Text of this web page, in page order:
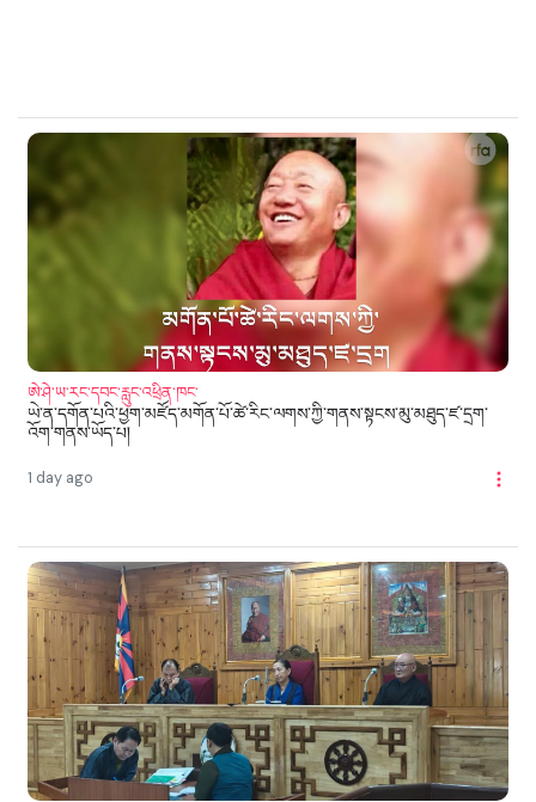
ཨེ་ཤེ་ཡ་རང་དབང་རླུང་འཕྲིན་ཁང་
ཡེ་ན་དགོན་པའི་ཕྱག་མཛོད་མགོན་པོ་ཚེ་རིང་ལགས་ཀྱི་གནས་སྟངས་མུ་མཐུད་ཛ་དྲག་
འོག་གནས་ཡོད་པ།
1 day ago